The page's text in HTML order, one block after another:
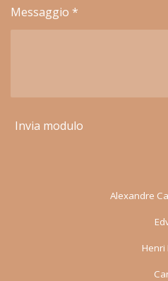
Messaggio *
Invia modulo
Alexandre
Henri